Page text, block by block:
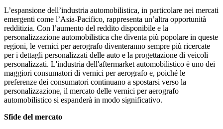
L’espansione dell’industria automobilistica, in particolare nei mercati
emergenti come l’Asia-Pacifico, rappresenta un’altra opportunità
redditizia. Con l’aumento del reddito disponibile e la
personalizzazione automobilistica che diventa più popolare in queste
regioni, le vernici per aerografo diventeranno sempre più ricercate
per i dettagli personalizzati delle auto e la progettazione di veicoli
personalizzati. L'industria dell'aftermarket automobilistico è uno dei
maggiori consumatori di vernici per aerografo e, poiché le
preferenze dei consumatori continuano a spostarsi verso la
personalizzazione, il mercato delle vernici per aerografo
automobilistico si espanderà in modo significativo.
Sfide del mercato